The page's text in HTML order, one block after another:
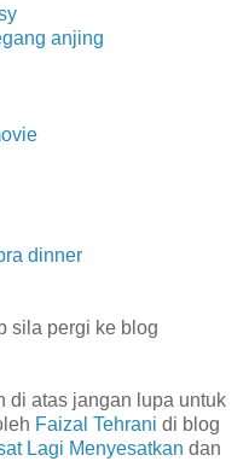
anjing
dinner
sila pergi ke blog
di atas jangan lupa untuk
Faizal Tehrani di blog
Lagi Menyesatkan dan